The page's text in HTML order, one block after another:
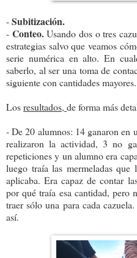
-Subitización.
- Conteo.Usando dos o tres
estrategias salvo que veamos
serie numérica en alto. En
saberlo, al ser una toma de
siguiente con cantidades mayores.
Losresultados, de forma más
- De 20 alumnos: 14 ganaron en
realizaron la actividad, 3 no
repeticiones y un alumno era
luego traía las mermeladas
aplicaba. Era capaz de contar
por qué traía esa cantidad, pero
traer sólo una para cada
así.